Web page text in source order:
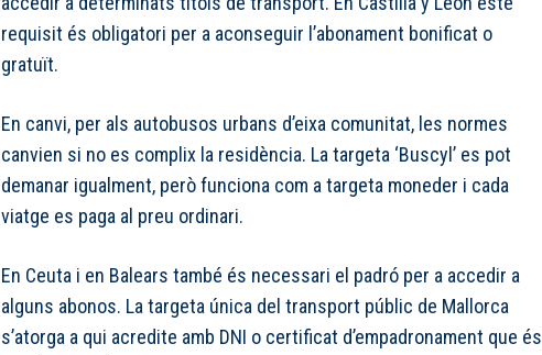
requisit és obligatori per a aconseguir l’abonament bonificat o
gratuït.
En canvi, per als autobusos urbans d’eixa comunitat, les normes
canvien si no es complix la residència. La targeta ‘Buscyl’ es pot
demanar igualment, però funciona com a targeta moneder i cada
viatge es paga al preu ordinari.
En Ceuta i en Balears també és necessari el padró per a accedir a
alguns abonos. La targeta única del transport públic de Mallorca
s’atorga a qui acredite amb DNI o certificat d’empadronament que és